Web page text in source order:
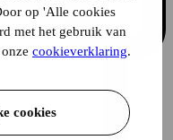
op 'Alle cookies
met het gebruik van
cookieverklaring.
cookies